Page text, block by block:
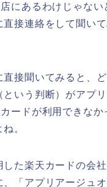
にあるわけじゃない
接連絡をして聞い
直接聞いてみると、
いう判断）がアプ
ードが利用できなか
。
した楽天カードの会
、「アプリアージュ